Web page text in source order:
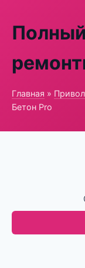
Главная »
Бетон Pro